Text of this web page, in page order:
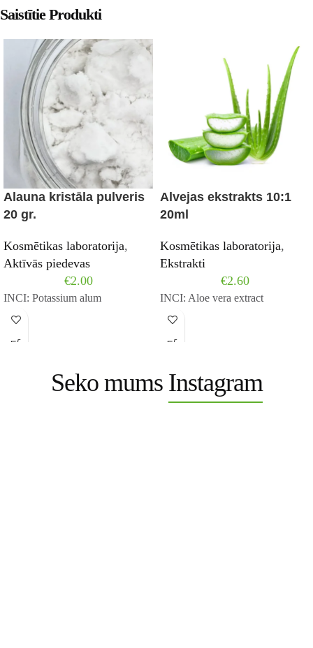
Saistītie Produkti
Alauna kristāla pulveris
20 gr.
Kosmētikas laboratorija,
Aktīvās piedevas
€2.00
INCI: Potassium alum
Alvejas ekstrakts 10:1
20ml
Kosmētikas laboratorija,
Ekstrakti
€2.60
INCI: Aloe vera extract
Seko mums Instagram